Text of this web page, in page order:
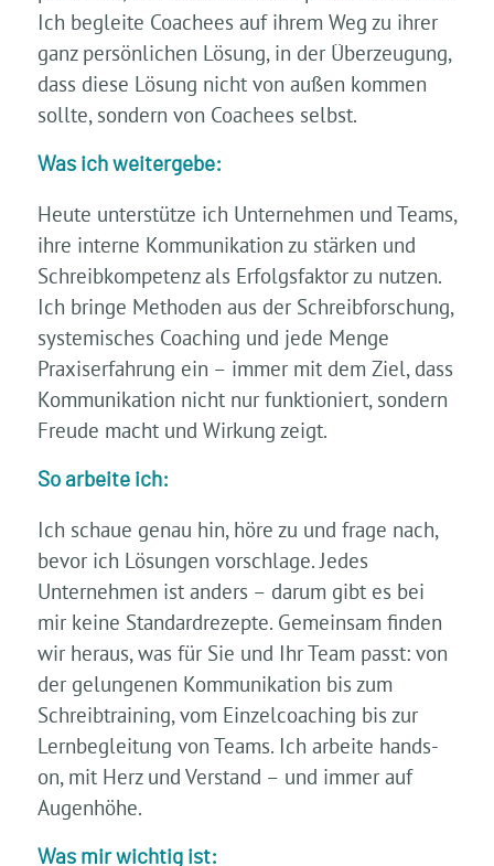
Ich begleite Coachees auf ihrem Weg zu ihrer
ganz persönlichen Lösung, in der Überzeugung,
dass diese Lösung nicht von außen kommen
sollte, sondern von Coachees selbst.
Was ich weitergebe:
Heute unterstütze ich Unternehmen und Teams,
ihre interne Kommunikation zu stärken und
Schreibkompetenz als Erfolgsfaktor zu nutzen.
Ich bringe Methoden aus der Schreibforschung,
systemisches Coaching und jede Menge
Praxiserfahrung ein – immer mit dem Ziel, dass
Kommunikation nicht nur funktioniert, sondern
Freude macht und Wirkung zeigt.
So arbeite ich:
Ich schaue genau hin, höre zu und frage nach,
bevor ich Lösungen vorschlage. Jedes
Unternehmen ist anders – darum gibt es bei
mir keine Standardrezepte. Gemeinsam finden
wir heraus, was für Sie und Ihr Team passt: von
der gelungenen Kommunikation bis zum
Schreibtraining, vom Einzelcoaching bis zur
Lernbegleitung von Teams. Ich arbeite hands-
on, mit Herz und Verstand – und immer auf
Augenhöhe.
Was mir wichtig ist: